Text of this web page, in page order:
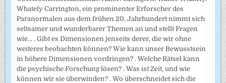
Whately Carrington, ein prominenter Erforscher des
Paranormalen aus dem frühen 20. Jahrhundert nimmt sich
seltsamer und wunderbarer Themen an und stellt Fragen
wie... . Gibt es Dimensionen jenseits derer, die wir ohne
weiteres beobachten können? Wie kann unser Bewusstsein
in höhere Dimensionen vordringen? . Welche Rätsel kann
die psychische Forschung lösen? . Was ist Zeit, und wie
können wir sie überwinden? . Wo überschneidet sich die